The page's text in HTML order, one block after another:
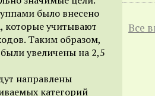
было внесено
которые учитывают
Таким образом,
увеличены на 2,5
направлены
категорий
Все